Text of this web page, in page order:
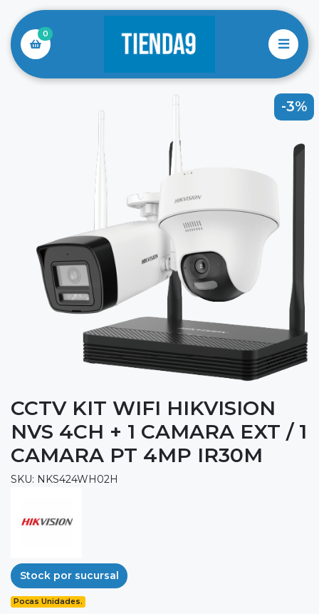
0
-3%
CCTV KIT WIFI HIKVISION
NVS 4CH + 1 CAMARA EXT / 1
CAMARA PT 4MP IR30M
SKU: NKS424WH02H
Stock por sucursal
Pocas Unidades.